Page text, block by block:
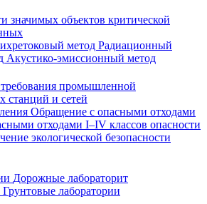
значимых объектов критической
метод Радиационный
Акустико-эмиссионный метод
промышленной
станций и сетей
Обращение с опасными отходами
отходами I–IV классов опасности
экологической безопасности
Дорожные лабораторит
Грунтовые лаборатории